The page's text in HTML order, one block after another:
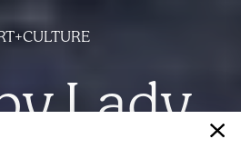
Lady